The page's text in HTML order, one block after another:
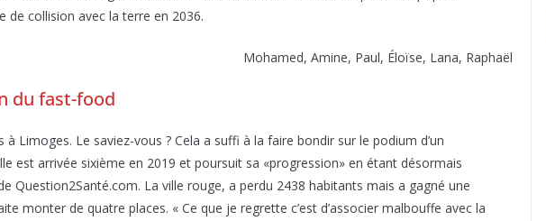
collision avec la terre en 2036.
Mohamed, Amine, Paul, Éloïse, Lana, Raphaël
du fast-food
Limoges. Le saviez-vous ? Cela a suffi à la faire bondir sur le podium d’un
est arrivée sixième en 2019 et poursuit sa «progression» en étant désormais
Question2Santé.com. La ville rouge, a perdu 2438 habitants mais a gagné une
monter de quatre places. « Ce que je regrette c’est d’associer malbouffe avec la